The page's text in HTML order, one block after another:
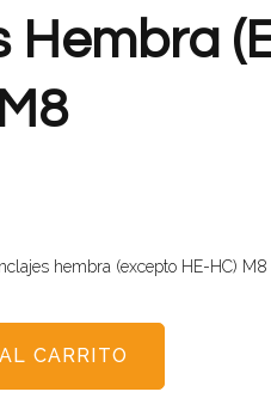
Hembra
hembra (excepto HE-HC) M8
CARRITO